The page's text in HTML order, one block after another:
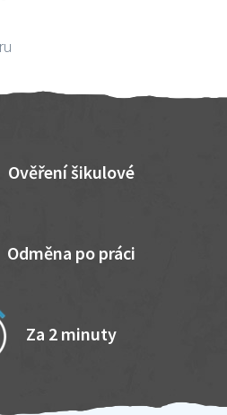
Ověření šikulové
Odměna po práci
Za 2 minuty